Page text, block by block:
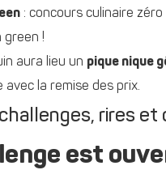
: concours culinaire
green !
aura lieu un pique nique
avec la remise des prix.
rires
est